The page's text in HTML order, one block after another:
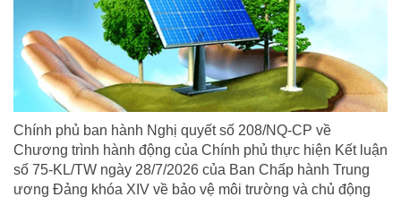
Chính phủ ban hành Nghị quyết số 208/NQ-CP về
Chương trình hành động của Chính phủ thực hiện Kết luận
số 75-KL/TW ngày 28/7/2026 của Ban Chấp hành Trung
ương Đảng khóa XIV về bảo vệ môi trường và chủ động